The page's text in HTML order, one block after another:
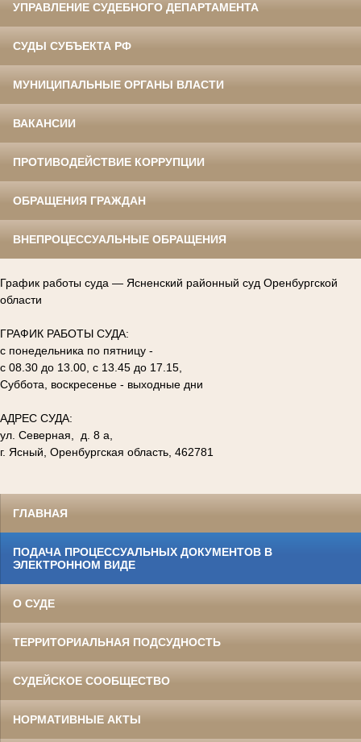
УПРАВЛЕНИЕ СУДЕБНОГО ДЕПАРТАМЕНТА
СУДЫ СУБЪЕКТА РФ
МУНИЦИПАЛЬНЫЕ ОРГАНЫ ВЛАСТИ
ВАКАНСИИ
ПРОТИВОДЕЙСТВИЕ КОРРУПЦИИ
ОБРАЩЕНИЯ ГРАЖДАН
ВНЕПРОЦЕССУАЛЬНЫЕ ОБРАЩЕНИЯ
График работы суда — Ясненский районный суд Оренбургской
области
ГРАФИК РАБОТЫ СУДА:
с понедельника по пятницу -
с 08.30 до 13.00, с 13.45 до 17.15,
Суббота, воскресенье - выходные дни
АДРЕС СУДА:
ул. Северная, д. 8 а,
г. Ясный, Оренбургская область, 462781
ГЛАВНАЯ
ПОДАЧА ПРОЦЕССУАЛЬНЫХ ДОКУМЕНТОВ В
ЭЛЕКТРОННОМ ВИДЕ
О СУДЕ
ТЕРРИТОРИАЛЬНАЯ ПОДСУДНОСТЬ
СУДЕЙСКОЕ СООБЩЕСТВО
НОРМАТИВНЫЕ АКТЫ